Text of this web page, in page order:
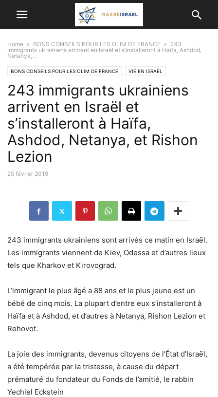
Home BONS CONSEILS POUR LES OLIM DE FRANCE
243
immigrants ukrainiens arrivent en Israël et s’installeront à Haïfa, Ashdod,
Netanya,...
BONS CONSEILS POUR LES OLIM DE FRANCE VIE EN ISRAËL
243 immigrants ukrainiens
arrivent en Israël et
s’installeront à Haïfa,
Ashdod, Netanya, et Rishon
Lezion
25 février 2019
243 immigrants ukrainiens sont arrivés ce matin en Israël.
Les immigrants viennent de Kiev, Odessa et d’autres lieux
tels que Kharkov et Kirovograd.
L’immigrant le plus âgé a 88 ans et le plus jeune est un
bébé de cinq mois. La plupart d’entre eux s’installeront à
Haïfa et à Ashdod, et d’autres à Netanya, Rishon Lezion et
Rehovot.
La joie des immigrants, devenus citoyens de l’État d’Israël,
a été tempérée par la tristesse, à cause du départ
prématuré du fondateur du Fonds de l’amitié, le rabbin
Yechiel Eckstein